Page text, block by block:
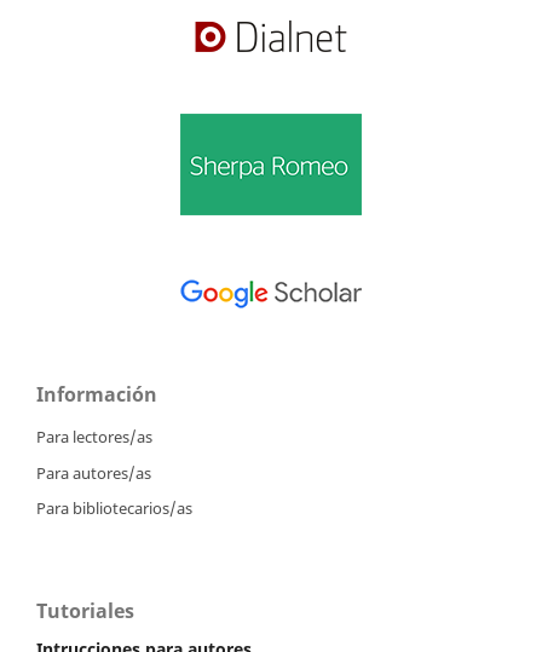
Información
Para lectores/as
Para autores/as
Para bibliotecarios/as
Tutoriales